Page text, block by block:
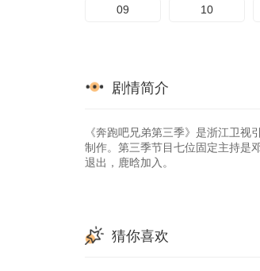
09 10
剧情简介
《奔跑吧兄弟第三季》是浙江卫
制作。第三季节目七位固定主持是
退出，鹿晗加入。
猜你喜欢